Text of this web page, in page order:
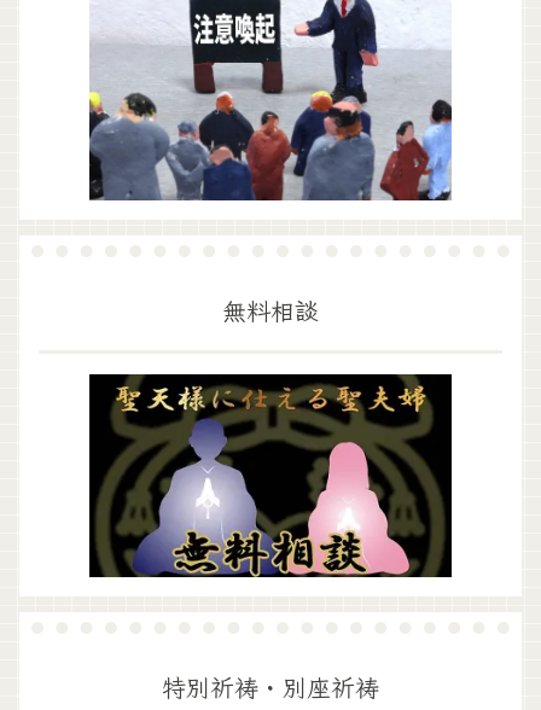
無料相談
特別祈祷・別座祈祷